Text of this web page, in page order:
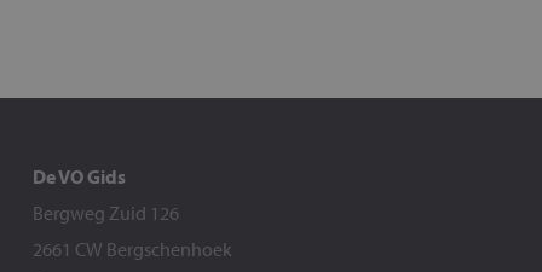
De VO Gids
Bergweg Zuid 126
2661 CW Bergschenhoek